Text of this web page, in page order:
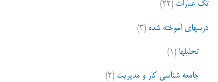
اتک عبارات (۲۲)
درسهای آموخته شده (۳)
تحلیلها (۱)
جامعه شناسی کار و مدیریت (۲)